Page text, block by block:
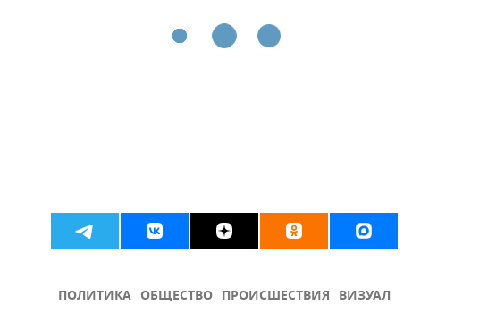
ПОЛИТИКА ОБЩЕСТВО ПРОИСШЕСТВИЯ ВИЗУАЛ